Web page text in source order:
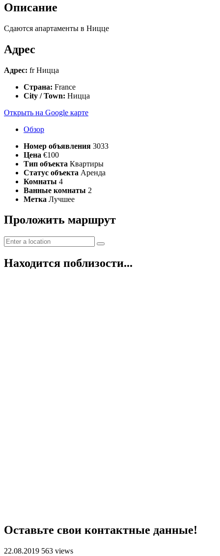
Описание
Сдаются апартаменты в Ницце
Адрес
Адрес: fr Ницца
Страна: France
City / Town: Ницца
Открыть на Google карте
Обзор
Номер объявления 3033
Цена €100
Тип объекта Квартиры
Статус объекта Аренда
Комнаты 4
Ванные комнаты 2
Метка Лучшее
Проложить маршрут
Находится поблизости...
Оставьте свои контактные данные!
22.08.2019 563 views